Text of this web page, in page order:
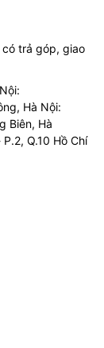
có trả góp, giao
Hà Nội:
Biên, Hà
Q.10 Hồ Chí